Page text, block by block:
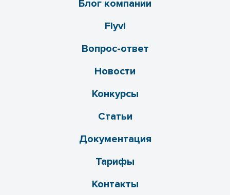
Блог компании
Flyvi
Вопрос-ответ
Новости
Конкурсы
Статьи
Документация
Тарифы
Контакты